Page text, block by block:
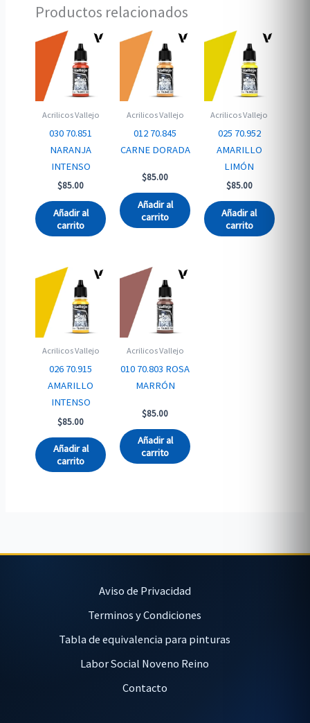
Productos relacionados
Acrilicos Vallejo
030 70.851
NARANJA
INTENSO
$85.00
Añadir al
carrito
Acrilicos Vallejo
012 70.845
CARNE DORADA
$85.00
Añadir al
carrito
Acrilicos Vallejo
025 70.952
AMARILLO
LIMÓN
$85.00
Añadir al
carrito
Acrilicos Vallejo
026 70.915
AMARILLO
INTENSO
$85.00
Añadir al
carrito
Acrilicos Vallejo
010 70.803 ROSA
MARRÓN
$85.00
Añadir al
carrito
Aviso de Privacidad
Terminos y Condiciones
Tabla de equivalencia para pinturas
Labor Social Noveno Reino
Contacto